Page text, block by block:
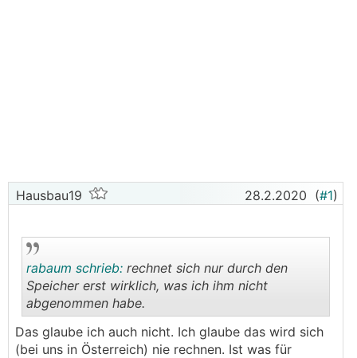
Hausbau19 28.2.2020 (#1)
..
rabaum schrieb: rechnet sich nur durch den
Speicher erst wirklich, was ich ihm nicht
abgenommen habe.
Das glaube ich auch nicht. Ich glaube das wird sich
(bei uns in Österreich) nie rechnen. Ist was für